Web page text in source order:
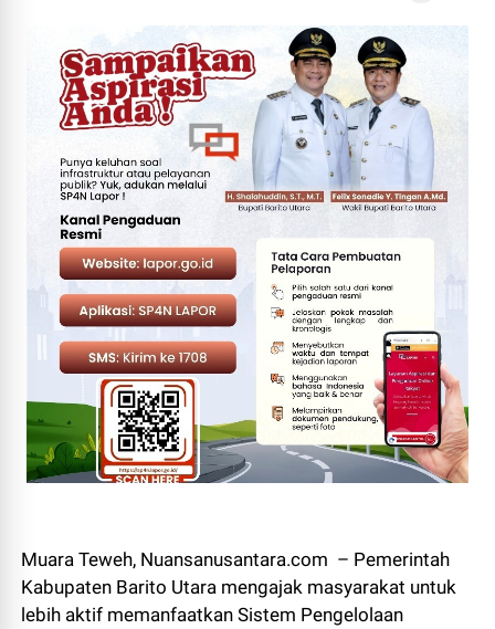
Muara Teweh, Nuansanusantara.com – Pemerintah
Kabupaten Barito Utara mengajak masyarakat untuk
lebih aktif memanfaatkan Sistem Pengelolaan